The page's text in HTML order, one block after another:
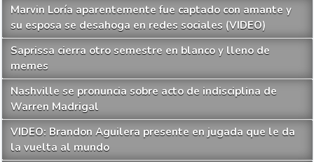
Marvin Loría aparentemente fue captado con amante y
su esposa se desahoga en redes sociales (VIDEO)
Saprissa cierra otro semestre en blanco y lleno de
memes
Nashville se pronuncia sobre acto de indisciplina de
Warren Madrigal
VIDEO: Brandon Aguilera presente en jugada que le da
la vuelta al mundo